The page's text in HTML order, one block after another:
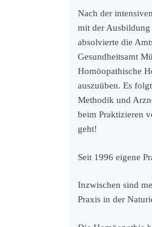
Nach der
mit der
absolvierte die
Gesundheitsamt
Homöopathische
auszuüben. Es
Methodik und
beim Praktizieren
geht!
Seit 1996 eigene
Inzwischen sind
Praxis in der